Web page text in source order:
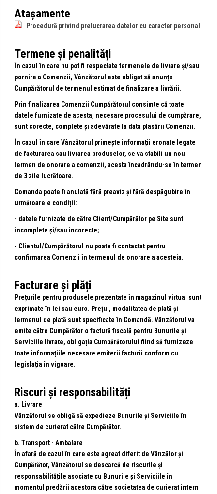
Atașamente
Procedură privind prelucrarea datelor cu caracter personal
Termene și penalități
În cazul în care nu pot fi respectate termenele de livrare și/sau
pornire a Comenzii, Vânzătorul este obligat să anunțe
Cumpărătorul de termenul estimat de finalizare a livrării.
Prin finalizarea Comenzii Cumpărătorul consimte că toate
datele furnizate de acesta, necesare procesului de cumpărare,
sunt corecte, complete și adevărate la data plasării Comenzii.
În cazul în care Vânzătorul primește informații eronate legate
de facturarea sau livrarea produselor, se va stabili un nou
termen de onorare a comenzii, acesta încadrându-se în termen
de 3 zile lucrătoare.
Comanda poate fi anulată fără preaviz și fără despăgubire în
următoarele condiții:
- datele furnizate de către Client/Cumpărător pe Site sunt
incomplete și/sau incorecte;
- Clientul/Cumpărătorul nu poate fi contactat pentru
confirmarea Comenzii în termenul de onorare a acesteia.
Facturare și plăți
Prețurile pentru produsele prezentate în magazinul virtual sunt
exprimate în lei sau euro. Prețul, modalitatea de plată și
termenul de plată sunt specificate în Comandă. Vânzătorul va
emite către Cumpărător o factură fiscală pentru Bunurile și
Serviciile livrate, obligația Cumpărătorului fiind să furnizeze
toate informațiile necesare emiterii facturii conform cu
legislația în vigoare.
Riscuri și responsabilități
a. Livrare
Vânzătorul se obligă să expedieze Bunurile și Serviciile în
sistem de curierat către Cumpărător.
b. Transport - Ambalare
În afară de cazul în care este agreat diferit de Vânzător și
Cumpărător, Vânzătorul se descarcă de riscurile și
responsabilitățile asociate cu Bunurile și Serviciile în
momentul predării acestora către societatea de curierat intern